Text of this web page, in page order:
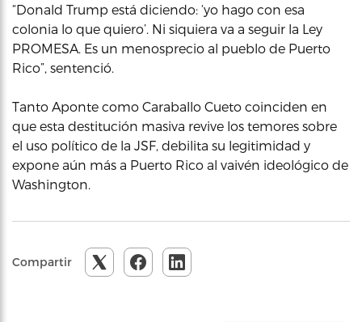
“Donald Trump está diciendo: ‘yo hago con esa
colonia lo que quiero’. Ni siquiera va a seguir la Ley
PROMESA. Es un menosprecio al pueblo de Puerto
Rico”, sentenció.
Tanto Aponte como Caraballo Cueto coinciden en
que esta destitución masiva revive los temores sobre
el uso político de la JSF, debilita su legitimidad y
expone aún más a Puerto Rico al vaivén ideológico de
Washington.
Compartir